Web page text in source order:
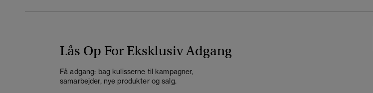
Lås Op For Eksklusiv Adgang
Få adgang: bag kulisserne til kampagner,
samarbejder, nye produkter og salg.